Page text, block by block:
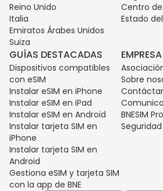
Reino Unido
Italia
Emiratos Árabes Unidos
Suiza
Centro
Estado
GUÍAS DESTACADAS
Dispositivos compatibles
con eSIM
Instalar eSIM en iPhone
Instalar eSIM en iPad
Instalar eSIM en Android
Instalar tarjeta SIM en
iPhone
Instalar tarjeta SIM en
Android
Gestiona eSIM y tarjeta SIM
con la app de BNE
EMPRESA
Sobre
BNESIM
Seguridad